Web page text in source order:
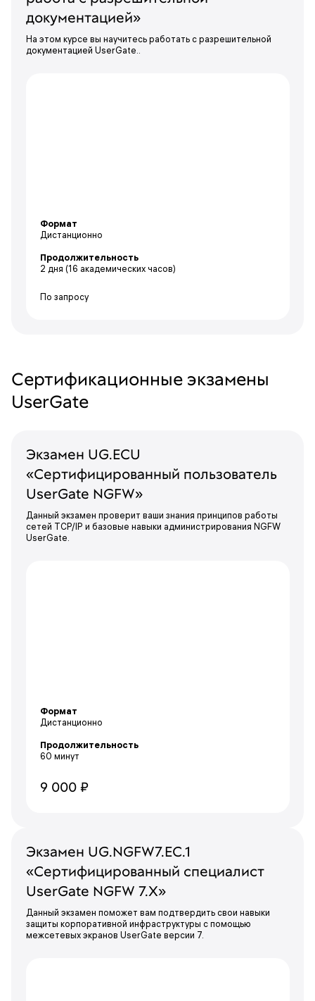
документацией»
На этом курсе вы научитесь работать с разрешительной
документацией UserGate..
Формат
Дистанционно
Продолжительность
2 дня (16 академических часов)
По запросу
Сертификационные экзамены
UserGate
Экзамен UG.ECU
«Сертифицированный пользователь
UserGate NGFW»
Данный экзамен проверит ваши знания принципов работы
сетей TCP/IP и базовые навыки администрирования NGFW
UserGate.
Формат
Дистанционно
Продолжительность
60 минут
9 000 ₽
Экзамен UG.NGFW7.EC.1
«Сертифицированный специалист
UserGate NGFW 7.X»
Данный экзамен поможет вам подтвердить свои навыки
защиты корпоративной инфраструктуры с помощью
межсетевых экранов UserGate версии 7.